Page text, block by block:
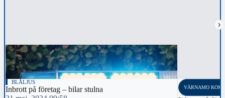
›
BLÅLJUS
Inbrott på företag – bilar stulna
VÄRNAMO